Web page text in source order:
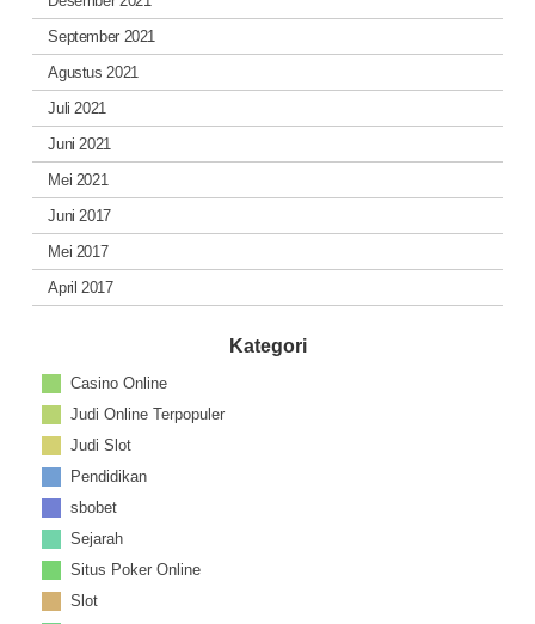
September 2021
Agustus 2021
Juli 2021
Juni 2021
Mei 2021
Juni 2017
Mei 2017
April 2017
Kategori
Casino Online
Judi Online Terpopuler
Judi Slot
Pendidikan
sbobet
Sejarah
Situs Poker Online
Slot